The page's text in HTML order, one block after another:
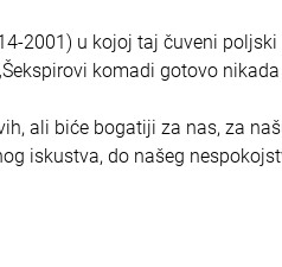
2001) u kojoj taj čuveni poljski
komadi gotovo
ali biće bogatiji za nas, za
iskustva, do našeg